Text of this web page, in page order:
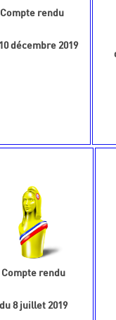
Compte rendu
décembre 2019
Compte rendu
8 juillet 2019